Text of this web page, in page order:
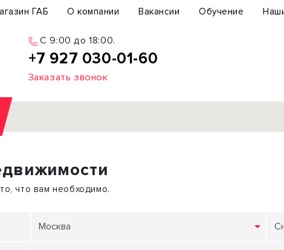
ГАБ О компании Вакансии Обучение
C 9:00 до 18:00.
+7 927 030-01-60
Заказать звонок
участок
здание
центр
что вам необходимо.
Москва